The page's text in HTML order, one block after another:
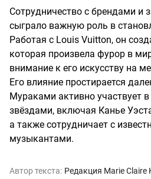
Сотрудничество с брендами и
сыграло важную роль в
Работая с Louis Vuitton, он
которая произвела фурор в
внимание к его искусству на
Его влияние простирается
Мураками активно участвует
звёздами, включая Канье
а также сотрудничает с
музыкантами.
Автор текста: Редакция Marie Claire